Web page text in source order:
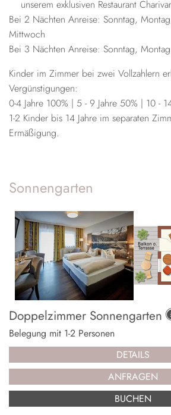
unserem exklusiven Restaurant
Bei 2 Nächten Anreise: Sonntag,
Mittwoch
Bei 3 Nächten Anreise: Sonntag,
Kinder im Zimmer bei zwei Vollzahlern
Vergünstigungen:
0-4 Jahre 100% | 5 - 9 Jahre 50% | 10 -
1-2 Kinder bis 14 Jahre im separaten
Ermäßigung.
Sonnengarten
Doppelzimmer Sonnengarten
Belegung mit 1-2 Personen
DETAILS
ANFRAGEN
BUCHEN